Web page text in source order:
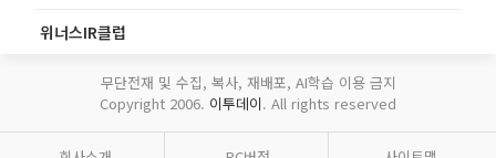
위너스IR클럽
무단전재 및 수집, 복사, 재배포, AI학습 이용 금지
Copyright 2006. 이투데이. All rights reserved